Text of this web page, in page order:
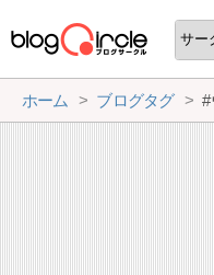
ホーム ブログタグ #